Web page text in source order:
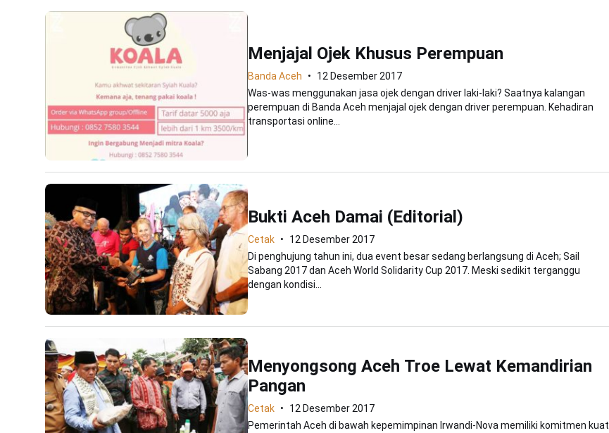
Menjajal Ojek Khusus Perempuan
Banda Aceh
12 Desember 2017
Was-was menggunakan jasa ojek dengan driver laki-laki? Saatnya kalangan
perempuan di Banda Aceh menjajal ojek dengan driver perempuan. Kehadiran
transportasi online...
Bukti Aceh Damai (Editorial)
Cetak
12 Desember 2017
Di penghujung tahun ini, dua event besar sedang berlangsung di Aceh; Sail
Sabang 2017 dan Aceh World Solidarity Cup 2017. Meski sedikit terganggu
dengan kondisi...
Menyongsong Aceh Troe Lewat Kemandirian
Pangan
Cetak
12 Desember 2017
Pemerintah Aceh di bawah kepemimpinan Irwandi-Nova memiliki komitmen kuat